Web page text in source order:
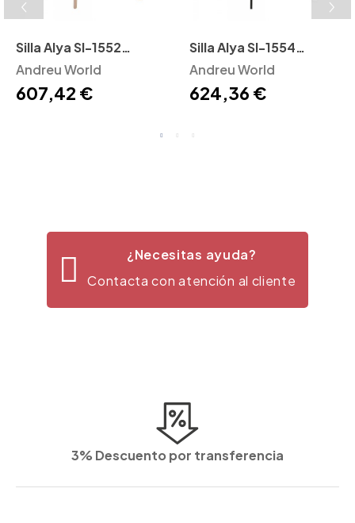
Silla Alya SI-1552
Andreu World
Andreu World
607,42 €
Silla Alya SI-1554
Andreu World
Andreu World
624,36 €
¿Necesitas ayuda?
Contacta con atención al cliente
3% Descuento por transferencia